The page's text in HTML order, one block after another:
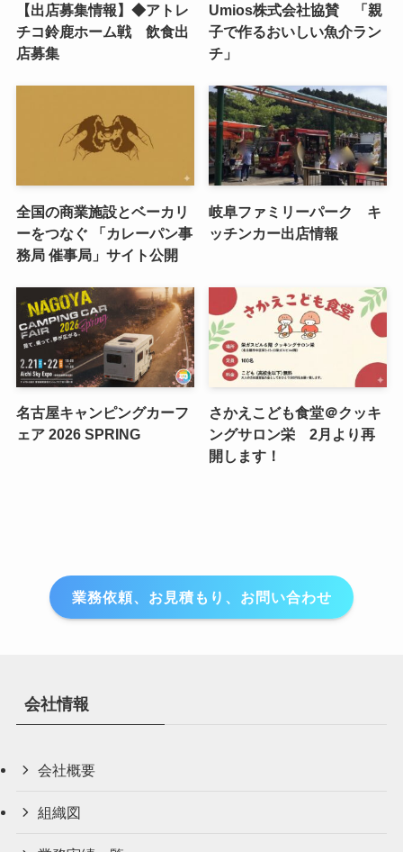
【出店募集情報】◆アトレ
チコ鈴鹿ホーム戦 飲食出
店募集
Umios株式会社協賛 「親
子で作るおいしい魚介ラン
チ」
全国の商業施設とベーカリ
ーをつなぐ 「カレーパン事
務局 催事局」サイト公開
岐阜ファミリーパーク キ
ッチンカー出店情報
名古屋キャンピングカーフ
ェア 2026 SPRING
さかえこども食堂＠クッキ
ングサロン栄 2月より再
開します！
業務依頼、お見積もり、お問い合わせ
会社情報
会社概要
組織図